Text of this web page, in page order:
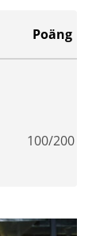
Poäng
100/200